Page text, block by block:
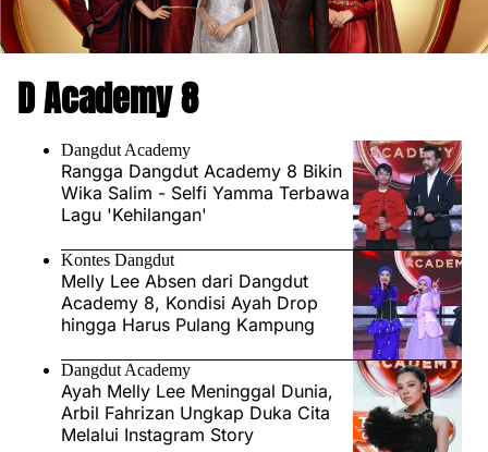
D Academy 8
Dangdut Academy
Rangga Dangdut Academy 8 Bikin
Wika Salim - Selfi Yamma Terbawa
Lagu 'Kehilangan'
Kontes Dangdut
Melly Lee Absen dari Dangdut
Academy 8, Kondisi Ayah Drop
hingga Harus Pulang Kampung
Dangdut Academy
Ayah Melly Lee Meninggal Dunia,
Arbil Fahrizan Ungkap Duka Cita
Melalui Instagram Story